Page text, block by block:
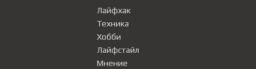
Лайфхак
Техника
Хобби
Лайфстайл
Мнение